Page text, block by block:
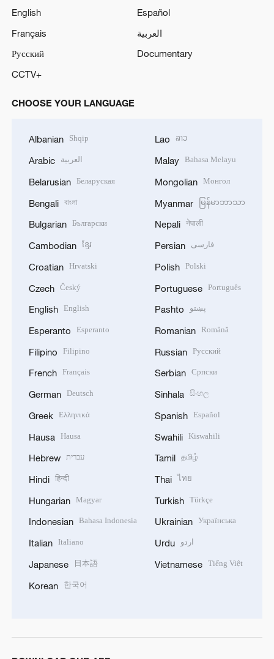
English
Español
Français
العربية
Русский
Documentary
CCTV+
CHOOSE YOUR LANGUAGE
Albanian Shqip
Arabic العربية
Belarusian Беларуская
Bengali বাংলা
Bulgarian Български
Cambodian ខ្មែរ
Croatian Hrvatski
Czech Český
English English
Esperanto Esperanto
Filipino Filipino
French Français
German Deutsch
Greek Ελληνικά
Hausa Hausa
Hebrew עברית
Hindi हिन्दी
Hungarian Magyar
Indonesian Bahasa Indonesia
Italian Italiano
Japanese 日本語
Korean 한국어
Lao ລາວ
Malay Bahasa Melayu
Mongolian Монгол
Myanmar မြန်မာဘာသာ
Nepali नेपाली
Persian فارسی
Polish Polski
Portuguese Português
Pashto پښتو
Romanian Română
Russian Русский
Serbian Српски
Sinhala සිංහල
Spanish Español
Swahili Kiswahili
Tamil தமிழ்
Thai ไทย
Turkish Türkçe
Ukrainian Українська
Urdu اردو
Vietnamese Tiếng Việt